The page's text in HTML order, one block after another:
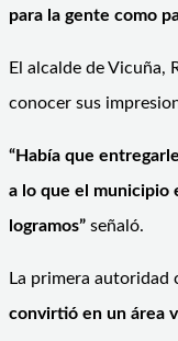
para la gente como
El alcalde de Vicuña,
conocer sus
“Había que
a lo que el municipio
logramos” señaló.
La primera autoridad
convirtió en un área